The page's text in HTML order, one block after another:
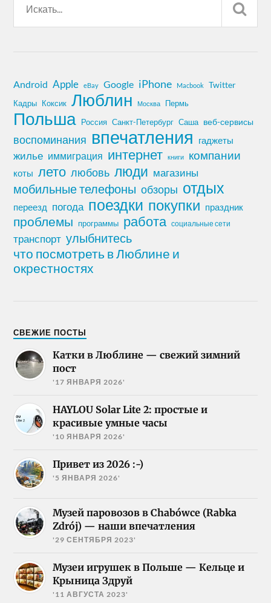
Android Apple eBay Google iPhone Macbook Twitter
Кадры Коксик Люблин Москва Пермь
Польша Россия Санкт-Петербург Саша веб-сервисы
воспоминания впечатления гаджеты
жилье иммиграция интернет книги компании
коты лето любовь люди магазины
мобильные телефоны обзоры отдых
переезд погода поездки покупки праздник
проблемы программы работа социальные сети
транспорт улыбнитесь
что посмотреть в Люблине и
окрестностях
СВЕЖИЕ ПОСТЫ
Катки в Люблине — свежий зимний
пост
'17 ЯНВАРЯ 2026'
HAYLOU Solar Lite 2: простые и
красивые умные часы
'10 ЯНВАРЯ 2026'
Привет из 2026 :-)
'5 ЯНВАРЯ 2026'
Музей паровозов в Chabówce (Rabka
Zdrój) — наши впечатления
'29 СЕНТЯБРЯ 2023'
Музеи игрушек в Польше — Кельце и
Крыница Здруй
'11 АВГУСТА 2023'